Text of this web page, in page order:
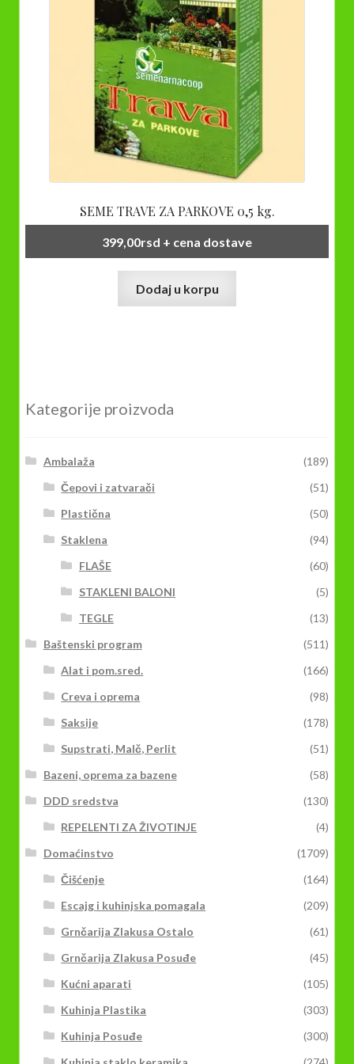
SEME TRAVE ZA PARKOVE 0,5 kg.
399,00rsd + cena dostave
Dodaj u korpu
Kategorije proizvoda
Ambalaža
(189)
Čepovi i zatvarači
(51)
Plastična
(50)
Staklena
(94)
FLAŠE
(60)
STAKLENI BALONI
(5)
TEGLE
(13)
Baštenski program
(511)
Alat i pom.sred.
(166)
Creva i oprema
(98)
Saksije
(178)
Supstrati, Malč, Perlit
(51)
Bazeni, oprema za bazene
(58)
DDD sredstva
(130)
REPELENTI ZA ŽIVOTINJE
(4)
Domaćinstvo
(1709)
Čišćenje
(164)
Escajg i kuhinjska pomagala
(209)
Grnčarija Zlakusa Ostalo
(61)
Grnčarija Zlakusa Posuđe
(45)
Kućni aparati
(105)
Kuhinja Plastika
(303)
Kuhinja Posuđe
(300)